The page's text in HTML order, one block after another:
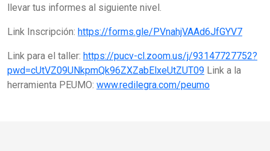
llevar tus informes al siguiente nivel.
Link Inscripción: https://forms.gle/PVnahjVAAd6JfGYV7
Link para el taller: https://pucv-cl.zoom.us/j/93147727752?
pwd=cUtVZ09UNkpmQk96ZXZabElxeUtZUT09 Link a la
herramienta PEUMO: www.redilegra.com/peumo